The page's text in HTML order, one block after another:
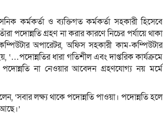
কর্মকর্তা ও ব্যক্তিগত কর্মকর্তা সহকারী হিসেবে
পদোন্নতি গ্রহণ না করার কারণে নিচের পর্যায়ে থাকা
অপারেটর, অফিস সহকারী কাম-কম্পিউটার
ধারা গতিশীল এবং দাপ্তরিক কার্যক্রমে
না নেওয়ার আবেদন গ্রহণযোগ্য নয় মর্মে
‘সবার লক্ষ্য থাকে পদোন্নতি পাওয়া। পদোন্নতি হলে